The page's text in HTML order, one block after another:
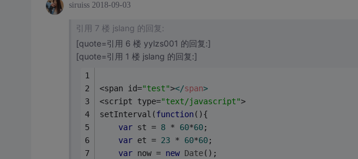
siruiss 2018-09-03
引用 7 楼 jslang 的回复:
[quote=引用 6 楼 yylzs001 的回复:]
[quote=引用 1 楼 jslang 的回复:]
<span id="test"></span>
<script type="text/javascript">
setInterval(function( ){
var st = 8 * 60*60;
var et = 23 * 60*60;
var now = new Date();